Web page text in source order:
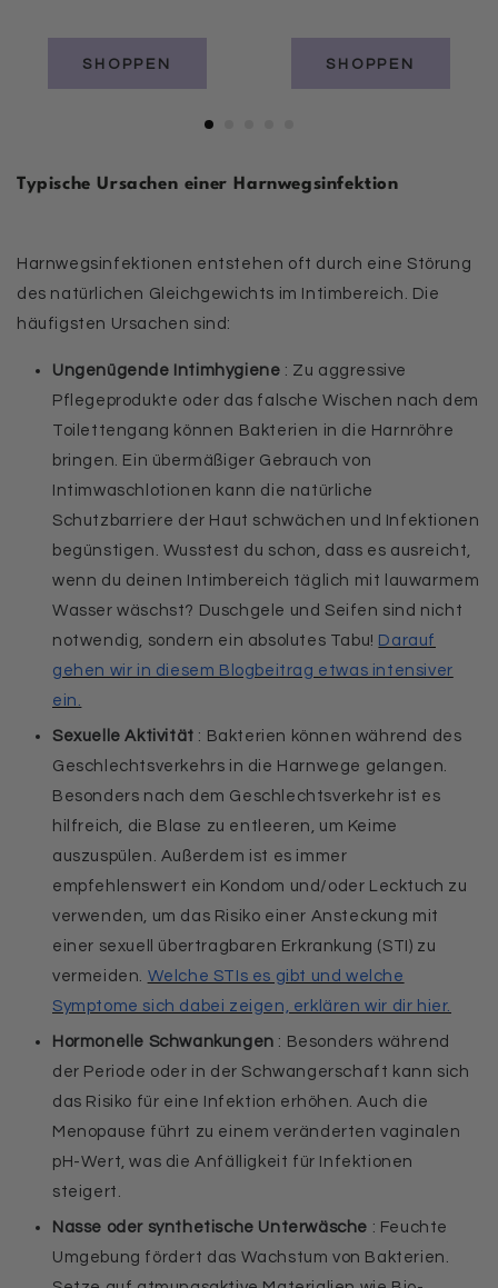
SHOPPEN SHOPPEN
Typische Ursachen einer Harnwegsinfektion
Harnwegsinfektionen entstehen oft durch eine Störung
des natürlichen Gleichgewichts im Intimbereich. Die
häufigsten Ursachen sind:
Ungenügende Intimhygiene : Zu aggressive
Pflegeprodukte oder das falsche Wischen nach dem
Toilettengang können Bakterien in die Harnröhre
bringen. Ein übermäßiger Gebrauch von
Intimwaschlotionen kann die natürliche
Schutzbarriere der Haut schwächen und Infektionen
begünstigen. Wusstest du schon, dass es ausreicht,
wenn du deinen Intimbereich täglich mit lauwarmem
Wasser wäschst? Duschgele und Seifen sind nicht
notwendig, sondern ein absolutes Tabu! Darauf
gehen wir in diesem Blogbeitrag etwas intensiver
ein.
Sexuelle Aktivität : Bakterien können während des
Geschlechtsverkehrs in die Harnwege gelangen.
Besonders nach dem Geschlechtsverkehr ist es
hilfreich, die Blase zu entleeren, um Keime
auszuspülen. Außerdem ist es immer
empfehlenswert ein Kondom und/oder Lecktuch zu
verwenden, um das Risiko einer Ansteckung mit
einer sexuell übertragbaren Erkrankung (STI) zu
vermeiden. Welche STIs es gibt und welche
Symptome sich dabei zeigen, erklären wir dir hier.
Hormonelle Schwankungen : Besonders während
der Periode oder in der Schwangerschaft kann sich
das Risiko für eine Infektion erhöhen. Auch die
Menopause führt zu einem veränderten vaginalen
pH-Wert, was die Anfälligkeit für Infektionen
steigert.
Nasse oder synthetische Unterwäsche : Feuchte
Umgebung fördert das Wachstum von Bakterien.